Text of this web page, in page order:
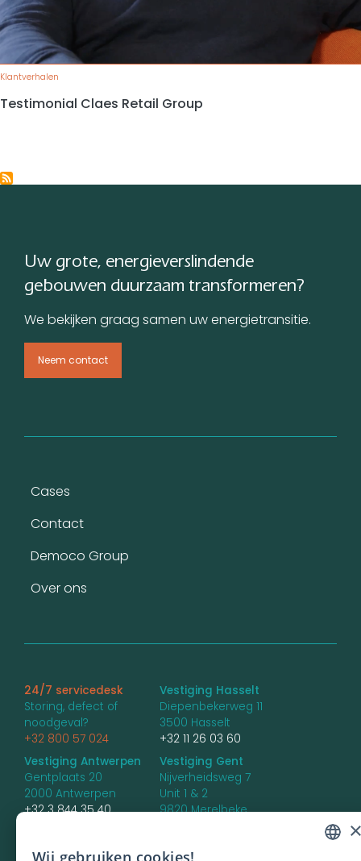
Klantverhalen
Testimonial Claes Retail Group
Voet
Cases
Contact
Democo Group
Over ons
24/7 servicedesk
Storing, defect of
noodgeval?
+32 800 57 024
Vestiging Hasselt
Diepenbekerweg 11
3500 Hasselt
+32 11 26 03 60
Vestiging Antwerpen
Gentplaats 20
2000 Antwerpen
+32 3 844 35 40
Vestiging Gent
Nijverheidsweg 7
Unit 1 & 2
9820 Merelbeke
Vestiging Brugge
Uw grote, energieverslindende
gebouwen duurzaam transformeren?
We bekijken graag samen uw energietransitie.
Neem contact
Wij gebruiken cookies!